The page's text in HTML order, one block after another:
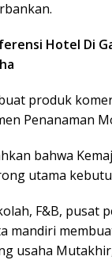
Hotel Di
produk
Penanaman
bahwa
utama
F&B, pusat
mandiri
usaha